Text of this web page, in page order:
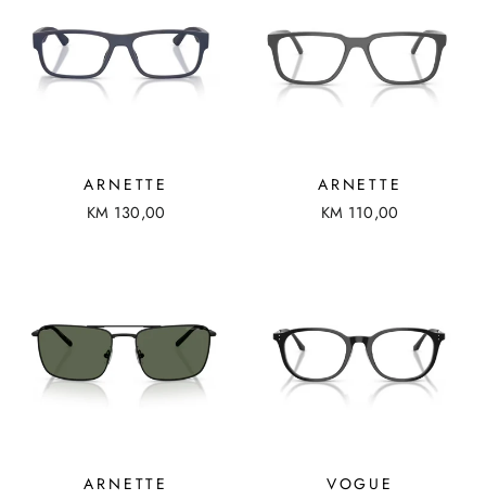
ARNETTE
KM 130,00
ARNETTE
KM 110,00
ARNETTE
VOGUE